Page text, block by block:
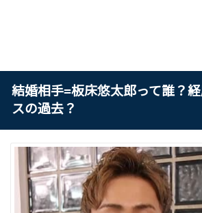
結婚相手=板床悠太郎って誰？
スの過去？